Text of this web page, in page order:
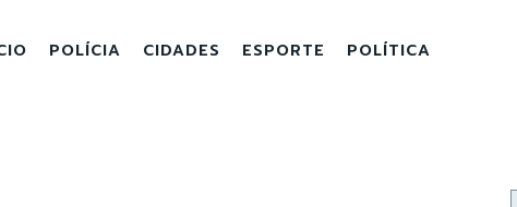
POLÍCIA CIDADES ESPORTE POLÍTICA